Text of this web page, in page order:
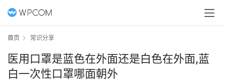
首页 常识分享
医用口罩是蓝色在外面还是白色在外面,蓝
白一次性口罩哪面朝外